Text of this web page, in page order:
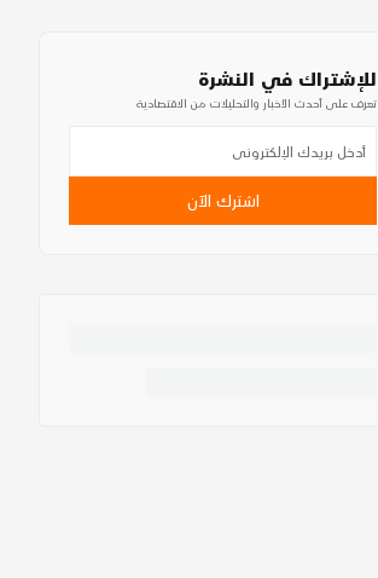
للإشتراك في النشرة
تعرف على أحدث الأخبار والتحليلات من الاقتصادية
اشترك الآن